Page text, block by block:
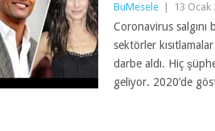
BuMesele 13 Ocak
Coronavirus salgını
sektörler
darbe aldı. Hiç
geliyor. 2020’de